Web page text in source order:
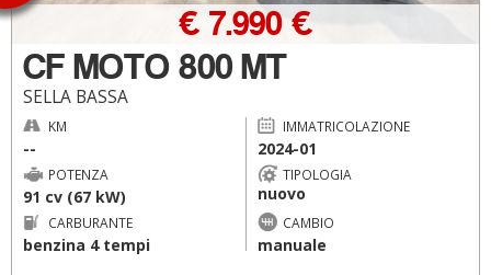
CF MOTO 800 MT
SELLA BASSA
€ 7.990 €
KM
--
IMMATRICOLAZIONE
2024-01
POTENZA
91 cv (67 kW)
TIPOLOGIA
nuovo
CARBURANTE
benzina 4 tempi
CAMBIO
manuale